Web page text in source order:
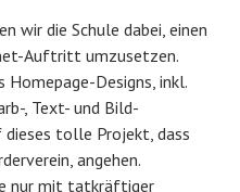
die Schule dabei, einen
Auftritt umzusetzen.
Homepage-Designs, inkl.
, Text- und Bild-
tolle Projekt, dass
angehen.
nur mit tatkräftiger